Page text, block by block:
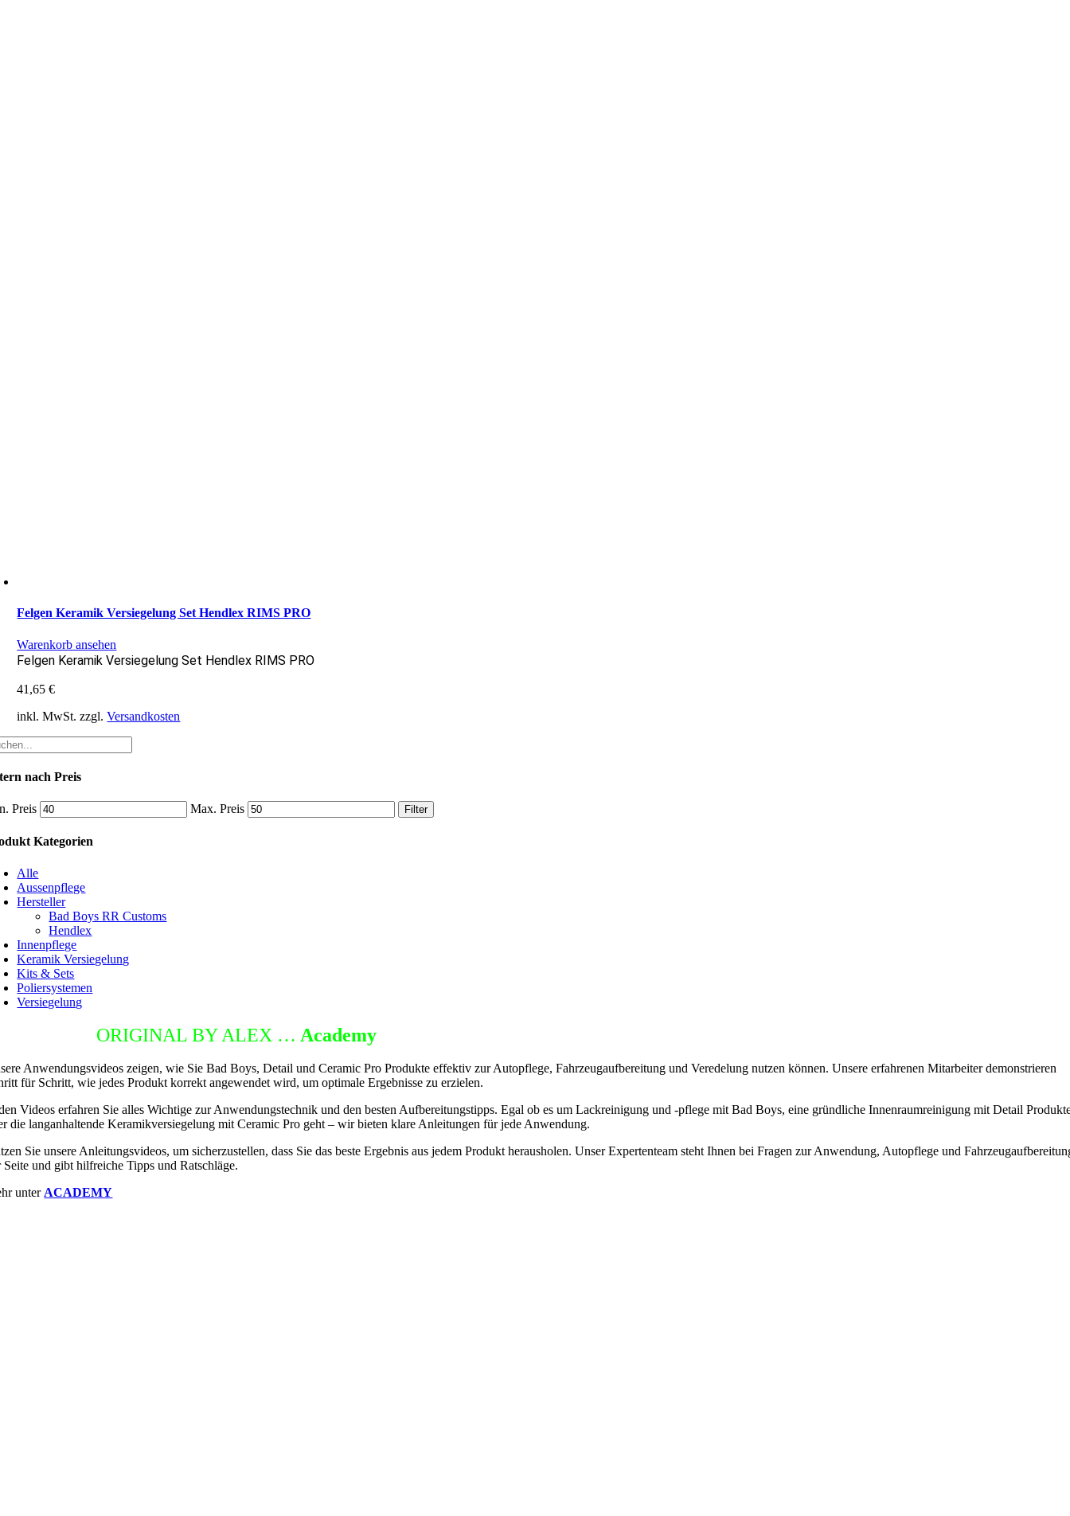
Felgen Keramik Versiegelung Set Hendlex RIMS PRO
Warenkorb ansehen
Felgen Keramik Versiegelung Set Hendlex RIMS PRO
41,65€
inkl. MwSt. zzgl.Versandkosten
nach Preis
Preis Max. Preis Filter
Kategorien
Alle
Aussenpflege
Hersteller
Bad Boys RR Customs
Hendlex
Innenpflege
Keramik Versiegelung
Kits & Sets
Poliersystemen
Versiegelung
ORIGINAL BY ALEX … Academy
Anwendungsvideos zeigen, wie Sie Bad Boys, Detail und Ceramic Pro Produkte effektiv zur Autopflege, Fahrzeugaufbereitung und Veredelung nutzen können. Unsere erfahrenen Mitarbeiter demonstrieren
für Schritt, wie jedes Produkt korrekt angewendet wird, um optimale Ergebnisse zu erzielen.
Videos erfahren Sie alles Wichtige zur Anwendungstechnik und den besten Aufbereitungstipps. Egal ob es um Lackreinigung und -pflege mit Bad Boys, eine gründliche Innenraumreinigung mit Detail
die langanhaltende Keramikversiegelung mit Ceramic Pro geht – wir bieten klare Anleitungen für jede Anwendung.
Sie unsere Anleitungsvideos, um sicherzustellen, dass Sie das beste Ergebnis aus jedem Produkt herausholen. Unser Expertenteam steht Ihnen bei Fragen zur Anwendung, Autopflege und
Seite und gibt hilfreiche Tipps und Ratschläge.
unter ACADEMY